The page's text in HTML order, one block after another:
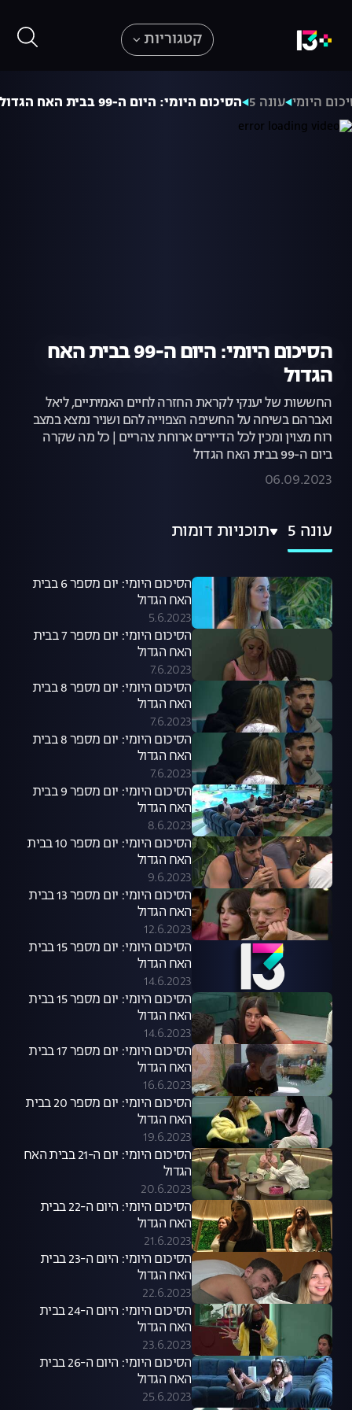
קטגוריות
היומי עונה 5 הסיכום היומי: היום ה-99 בבית האח הגדול
הסיכום היומי: היום ה-99 בבית האח
הגדול
החששות של יענקי לקראת החזרה לחיים האמיתיים, ליאל
ואברהם בשיחה על החשיפה הצפוייה להם ושניר נמצא במצב
רוח מצוין ומכין לכל הדיירים ארוחת צהריים | כל מה שקרה
ביום ה-99 בבית האח הגדול
06.09.2023
עונה 5 תוכניות דומות
הסיכום היומי: יום מספר 6 בבית
האח הגדול
5.6.2023
הסיכום היומי: יום מספר 7 בבית
האח הגדול
7.6.2023
הסיכום היומי: יום מספר 8 בבית
האח הגדול
7.6.2023
הסיכום היומי: יום מספר 8 בבית
האח הגדול
7.6.2023
הסיכום היומי: יום מספר 9 בבית
האח הגדול
8.6.2023
הסיכום היומי: יום מספר 10 בבית
האח הגדול
9.6.2023
הסיכום היומי: יום מספר 13 בבית
האח הגדול
12.6.2023
הסיכום היומי: יום מספר 15 בבית
האח הגדול
14.6.2023
הסיכום היומי: יום מספר 15 בבית
האח הגדול
14.6.2023
הסיכום היומי: יום מספר 17 בבית
האח הגדול
16.6.2023
הסיכום היומי: יום מספר 20 בבית
האח הגדול
19.6.2023
הסיכום היומי: יום ה-21 בבית האח
הגדול
20.6.2023
הסיכום היומי: היום ה-22 בבית
האח הגדול
21.6.2023
הסיכום היומי: היום ה-23 בבית
האח הגדול
22.6.2023
הסיכום היומי: היום ה-24 בבית
האח הגדול
23.6.2023
הסיכום היומי: היום ה-26 בבית
האח הגדול
25.6.2023